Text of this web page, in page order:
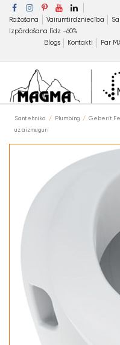
Ražošana Vairumtirdzniecība
Izpārdošana līdz −60%
Blogs
Kontakti Par
Santehnika Plumbing
Geberit
uz aizmuguri